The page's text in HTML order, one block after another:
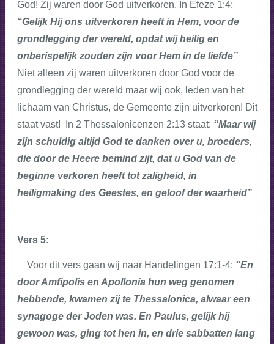
God! Zij waren door God uitverkoren. In Efeze 1:4:
“Gelijk Hij ons uitverkoren heeft in Hem, voor de
grondlegging der wereld, opdat wij heilig en
onberispelijk zouden zijn voor Hem in de liefde”
Niet alleen zij waren uitverkoren door God voor de
grondlegging der wereld maar wij ook, leden van het
lichaam van Christus, de Gemeente zijn uitverkoren! Dit
staat vast! In 2 Thessalonicenzen 2:13 staat: “Maar wij
zijn schuldig altijd God te danken over u, broeders,
die door de Heere bemind zijt, dat u God van de
beginne verkoren heeft tot zaligheid, in
heiligmaking des Geestes, en geloof der waarheid”
Vers 5:
Voor dit vers gaan wij naar Handelingen 17:1-4: “En
door Amfipolis en Apollonia hun weg genomen
hebbende, kwamen zij te Thessalonica, alwaar een
synagoge der Joden was. En Paulus, gelijk hij
gewoon was, ging tot hen in, en drie sabbatten lang